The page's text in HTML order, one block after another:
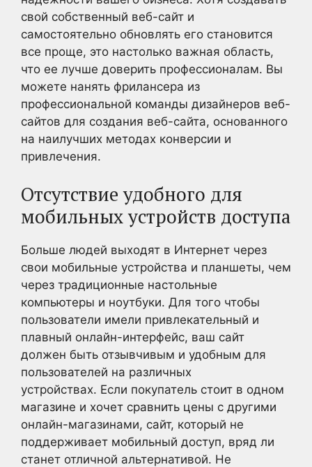
свой собственный веб-сайт и
самостоятельно обновлять его становится
все проще, это настолько важная область,
что ее лучше доверить профессионалам. Вы
можете нанять фрилансера из
профессиональной команды дизайнеров веб-
сайтов для создания веб-сайта, основанного
на наилучших методах конверсии и
привлечения.
Отсутствие удобного для
мобильных устройств доступа
Больше людей выходят в Интернет через
свои мобильные устройства и планшеты, чем
через традиционные настольные
компьютеры и ноутбуки. Для того чтобы
пользователи имели привлекательный и
плавный онлайн-интерфейс, ваш сайт
должен быть отзывчивым и удобным для
пользователей на различных
устройствах. Если покупатель стоит в одном
магазине и хочет сравнить цены с другими
онлайн-магазинами, сайт, который не
поддерживает мобильный доступ, вряд ли
станет отличной альтернативой. Не